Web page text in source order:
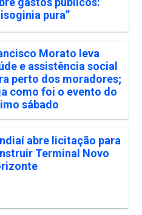
pura”
Morato leva
e assistência social
perto dos moradores;
como foi o evento do
sábado
abre licitação para
Terminal Novo